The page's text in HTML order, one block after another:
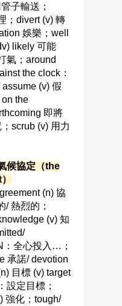
子輸送；
；divert (v) 轉
娛樂；well
likely 可能
氣；around
the clock：
(v) 假
the
即將
scrub (v) 用力
候協定（the
(n) 協
/ 熱烈的；
(v) 知
：全心投入…；
承諾/ devotion
目標 (v) target
設定目標；
強化；tough/